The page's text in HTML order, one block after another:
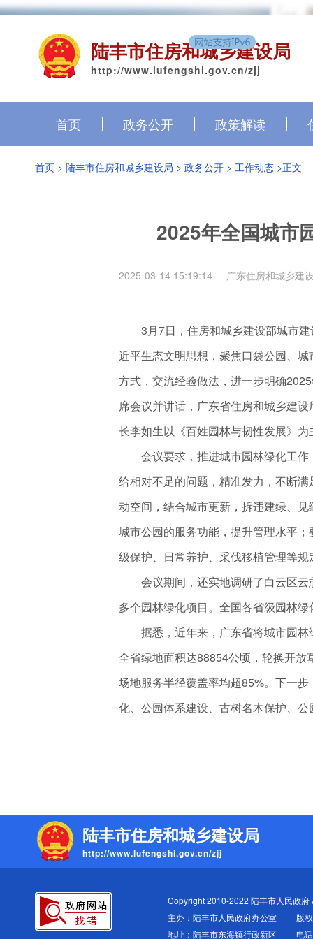
陆丰市住房和城乡建设局
http://www.lufengshi.gov.cn/zjj
首页 政务公开 政策解读
首页 > 陆丰市住房和城乡建设局 > 政务公开 > 工作动态 >正文
2025年全国城市
2025-03-14 15:19:14 广东住房和城乡建
3月7日，住房和城乡建设部城市建
近平生态文明思想，聚焦口袋公园、
方式，交流经验做法，进一步明确
席会议并讲话，广东省住房和城乡建
长李如生以《百姓园林与韧性发展》
会议要求，推进城市园林绿化工作
给相对不足的问题，精准发力，不断
动空间，结合城市更新，拆违建绿、
城市公园的服务功能，提升管理水平
级保护、日常养护、采伐移植管理等规
会议期间，还实地调研了白云区云
多个园林绿化项目。全国各省级园林
据悉，近年来，广东省将城市园林
全省绿地面积达88854公顷，轮换开放
场地服务半径覆盖率均超85%。下一
化、公园体系建设、古树名木保护、
陆丰市住房和城乡建设局
http://www.lufengshi.gov.cn/zjj
Copyright 2010-2022 陆丰市人民政
主办：陆丰市人民政府办公室
版
地址：陆丰市东海镇行政新区
电